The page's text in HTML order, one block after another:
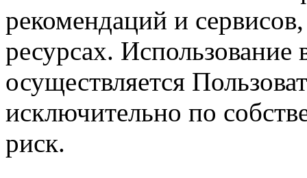
рекомендаций и
ресурсах.
осуществляется
исключительно по
риск.